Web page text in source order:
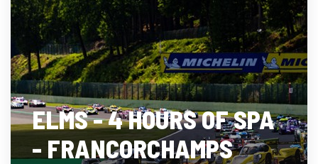
ELMS - 4 HOURS OF SPA
- FRANCORCHAMPS